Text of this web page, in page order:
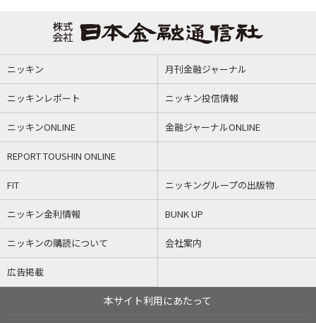
ニッキン 月刊金融ジャーナル
ニッキンレポート ニッキン投信情報
ニッキンONLINE 金融ジャーナルONLINE
REPORT TOUSHIN ONLINE
FIT ニッキングループの出版物
ニッキン金利情報 BUNK UP
ニッキンの購読について 会社案内
広告掲載
本サイト利用にあたって